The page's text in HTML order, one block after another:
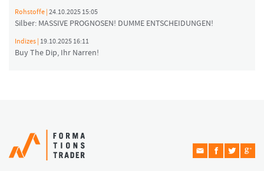
Rohstoffe | 24.10.2025 15:05
Silber: MASSIVE PROGNOSEN! DUMME ENTSCHEIDUNGEN!
Indizes | 19.10.2025 16:11
Buy The Dip, Ihr Narren!